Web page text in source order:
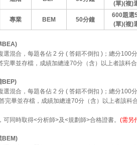
(單)(複)
專業 BEM 50分鐘
600題選
(單)(複)
BEA)
混合，每題各佔 2 分 ( 答錯不倒扣 )；總分100
畢並存檔，成績加總達70分（含）以上者該科
BEP)
混合，每題各佔 2 分 ( 答錯不倒扣 )；總分100
完畢並存檔，成績加總達70分（含）以上者該科
同時取得<分析師>及<規劃師>合格證書。 (需另
BEM)